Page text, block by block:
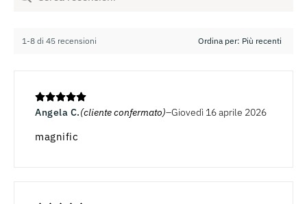
1-8 di 45 recensioni
Angela C.(cliente confermato) Giovedì 16 aprile 2026
magnific